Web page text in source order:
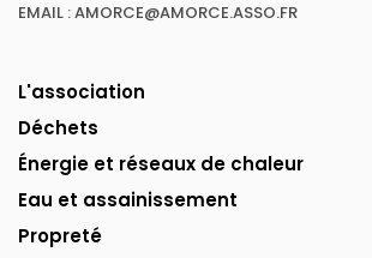
EMAIL : AMORCE@AMORCE.ASSO.FR
L'association
Déchets
Énergie et réseaux de chaleur
Eau et assainissement
Propreté